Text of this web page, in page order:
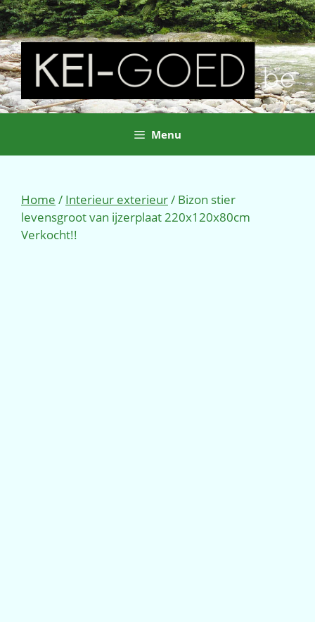
Ga
naar
de
inhoud
Menu
Home / Interieur exterieur/ Bizon stier
levensgroot van ijzerplaat 220x120x80cm
Verkocht!!